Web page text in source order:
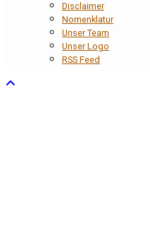
Disclaimer
Nomenklatur
Unser Team
Unser Logo
RSS Feed